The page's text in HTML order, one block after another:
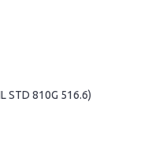
STD 810G 516.6)